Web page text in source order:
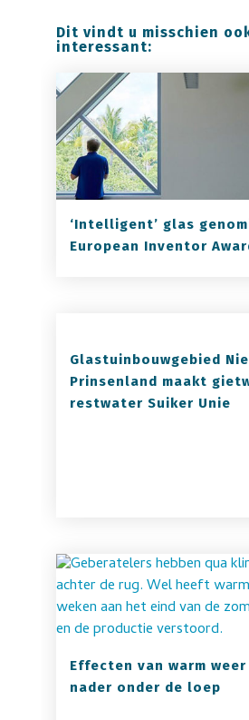
Dit vindt u misschien
interessant:
‘Intelligent’ glas
European Inventor
Glastuinbouwgebied
Prinsenland maakt
restwater Suiker Unie
Effecten van warm
nader onder de loep